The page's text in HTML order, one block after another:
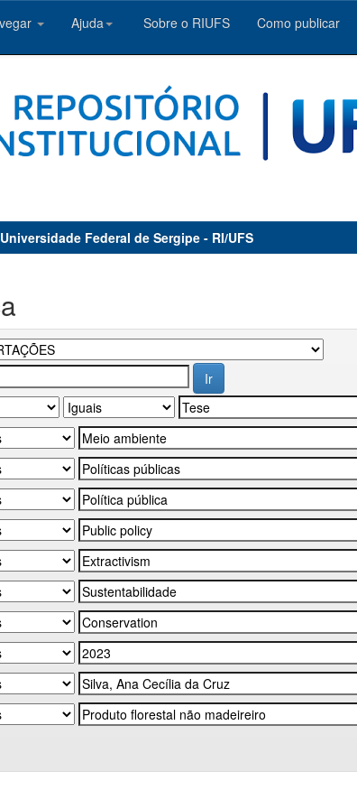
Ajuda Sobre o RIUFS Como publicar
Federal de Sergipe - RI/UFS